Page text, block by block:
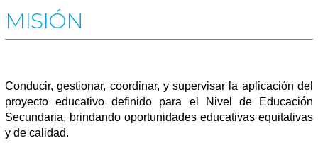
MISIÓN
Conducir, gestionar, coordinar, y supervisar la aplicación del
proyecto educativo definido para el Nivel de Educación
Secundaria, brindando oportunidades educativas equitativas
y de calidad.